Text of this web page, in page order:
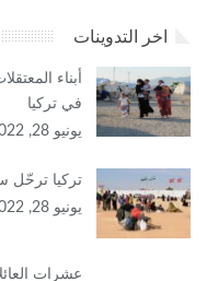
اخر التدوينات
أبناء
في تركيا
يونيو 28, 2022
تركيا ترحّل
يونيو 28, 2022
عشرات